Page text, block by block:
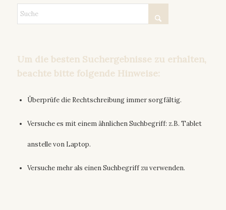
Um die besten Suchergebnisse zu erhalten,
beachte bitte folgende Hinweise:
Überprüfe die Rechtschreibung immer sorgfältig.
Versuche es mit einem ähnlichen Suchbegriff: z.B. Tablet
anstelle von Laptop.
Versuche mehr als einen Suchbegriff zu verwenden.